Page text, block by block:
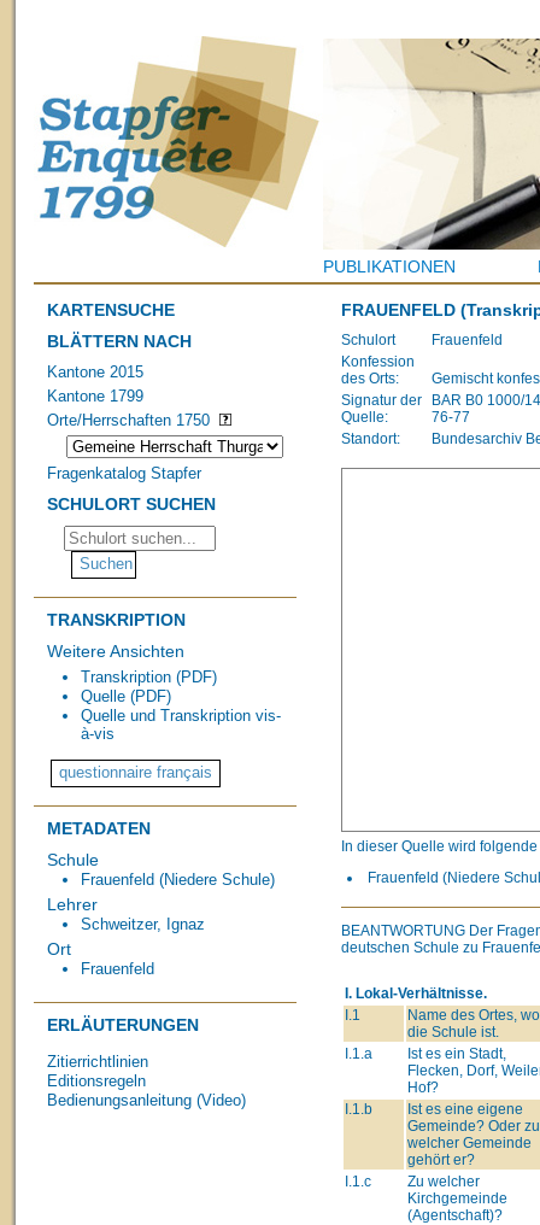
PUBLIKATIONEN
KARTENSUCHE
BLÄTTERN NACH
Kantone 2015
Kantone 1799
Orte/Herrschaften 1750
Fragenkatalog Stapfer
SCHULORT SUCHEN
TRANSKRIPTION
Weitere Ansichten
Transkription (PDF)
Quelle (PDF)
Quelle und Transkription vis-
à-vis
METADATEN
Schule
Frauenfeld (Niedere Schule)
Lehrer
Schweitzer, Ignaz
Ort
Frauenfeld
ERLÄUTERUNGEN
Zitierrichtlinien
Editionsregeln
Bedienungsanleitung (Video)
FRAUENFELD
Schulort
Frauenfeld
Konfession
des Orts:
Gemischt
Signatur der
Quelle:
BAR B0 1000/
76-77
Standort:
Bundesarchiv
In dieser Quelle wird
Frauenfeld (Niedere
BEANTWORTUNG Der
deutschen Schule zu
I. Lokal-Verhältnisse.
I.1
Name des Ortes, wo
die Schule ist.
I.1.a
Ist es ein Stadt,
Flecken, Dorf,
Hof?
I.1.b
Ist es eine eigene
Gemeinde? Oder zu
welcher Gemeinde
gehört er?
I.1.c
Zu welcher
Kirchgemeinde
(Agentschaft)?